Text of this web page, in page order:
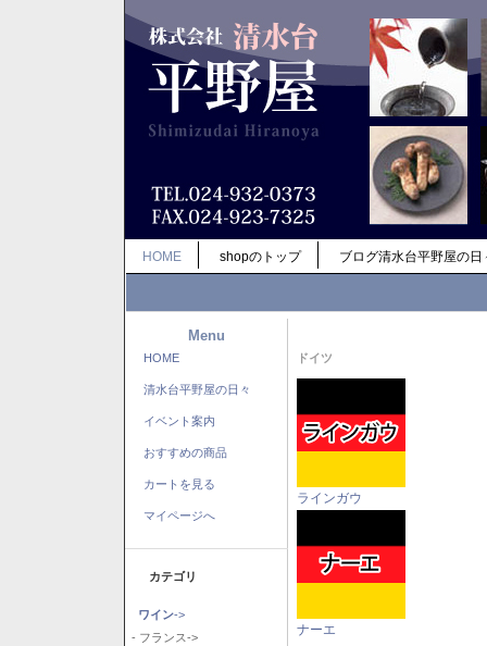
HOME shopのトップ ブログ清水台平野屋の日
Menu
HOME
清水台平野屋の日々
イベント案内
おすすめの商品
カートを見る
マイページへ
カテゴリ
ワイン->
- フランス->
ドイツ
ラインガウ
ナーエ